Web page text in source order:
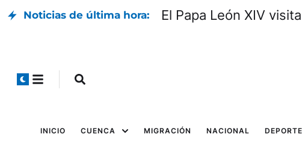
Noticias de última hora: El Papa León XIV
INICIO CUENCA MIGRACIÓN NACIONAL